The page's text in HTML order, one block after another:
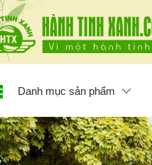
Danh mục sản phẩm